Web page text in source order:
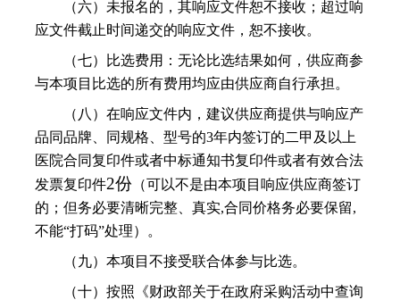
（六）未报名的，其响应文件恕不接收；超过响
应文件截止时间递交的响应文件，恕不接收。
（七）比选费用：无论比选结果如何，供应商参
与本项目比选的所有费用均应由供应商自行承担。
（八）在响应文件内，建议供应商提供与响应产
品同品牌、同规格、型号的3年内签订的二甲及以上
医院合同复印件或者中标通知书复印件或者有效合法
发票复印件2份 （可以不是由本项目响应供应商签订
的；但务必要清晰完整、真实,合同价格务必要保留,
不能“打码”处理）。
（九）本项目不接受联合体参与比选。
（十）按照《财政部关于在政府采购活动中查询